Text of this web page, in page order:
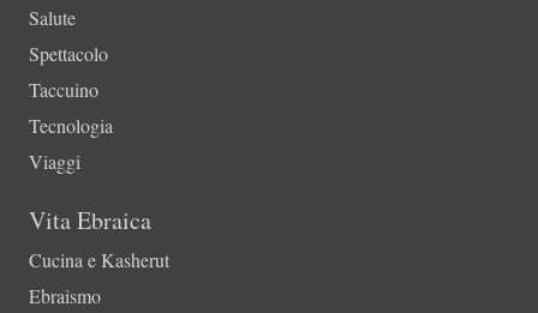
Salute
Spettacolo
Taccuino
Tecnologia
Viaggi
Vita Ebraica
Cucina e Kasherut
Ebraismo